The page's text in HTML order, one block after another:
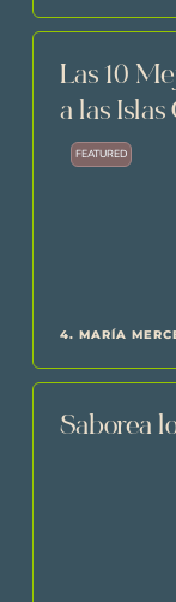
Las 10
a las Islas
FEATURED
4. MARÍA
Saborea